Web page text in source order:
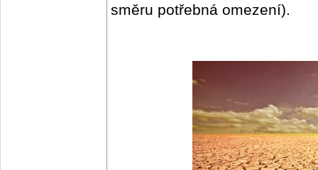
směru potřebná omezení).